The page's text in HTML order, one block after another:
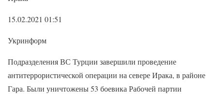
15.02.2021 01:51
Укринформ
Подразделения ВС Турции завершили проведение
антитеррористической операции на севере Ирака, в районе
Гара. Были уничтожены 53 боевика Рабочей партии